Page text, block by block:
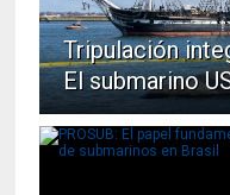
Tripulación
El submarino